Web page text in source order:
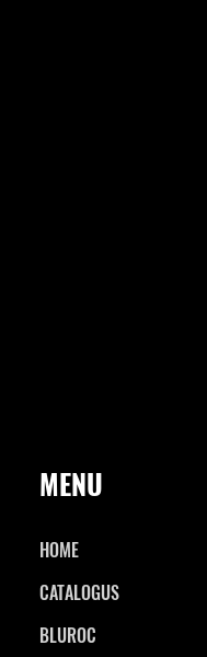
MENU
HOME
CATALOGUS
BLUROC